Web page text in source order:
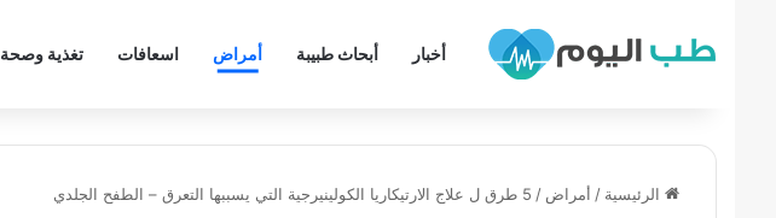
أخبار أبحاث طبيبة أمراض اسعافات تغذية وصحة
الرئيسية / أمراض / 5 طرق ل علاج الارتيكاريا الكولينيرجية التي يسببها التعرق – الطفح الجلدي